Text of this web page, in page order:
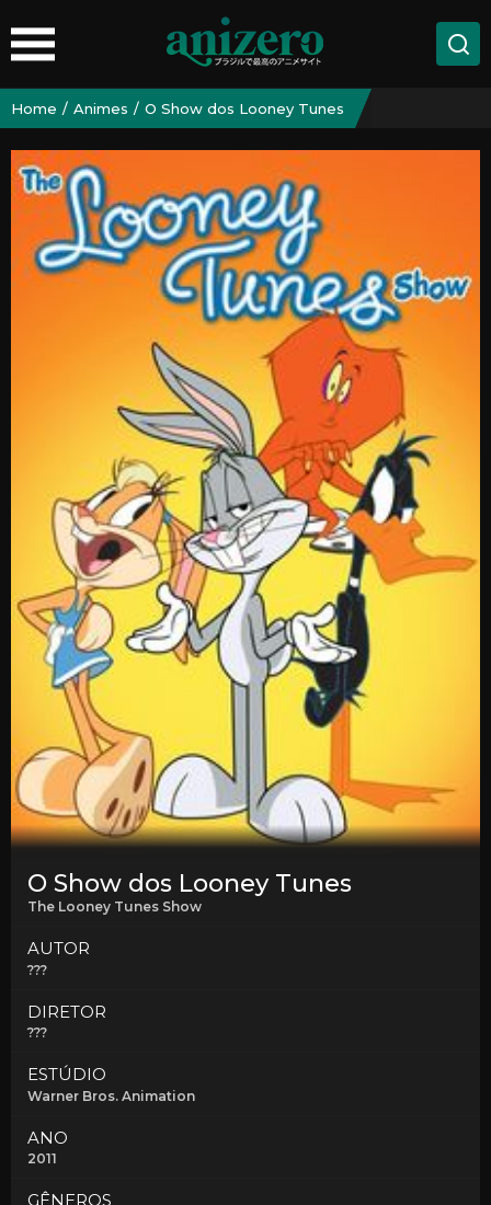
Home Animes O Show dos Looney Tunes
O Show dos Looney Tunes
The Looney Tunes Show
AUTOR
???
DIRETOR
???
ESTÚDIO
Warner Bros. Animation
ANO
2011
GÊNEROS